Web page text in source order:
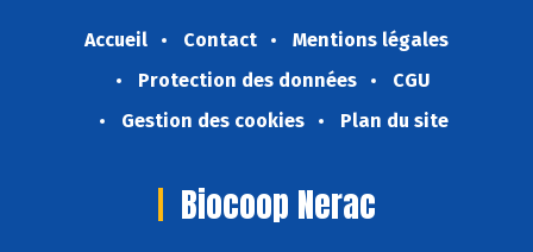
Accueil Contact
Mentions légales
Protection des données
CGU
Gestion des cookies
Plan du site
Biocoop Nerac